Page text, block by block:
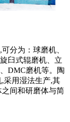
分为：球磨机、
臼式辊磨机、立
DMC磨机等。陶
采用湿法生产,其
间和研磨体与简